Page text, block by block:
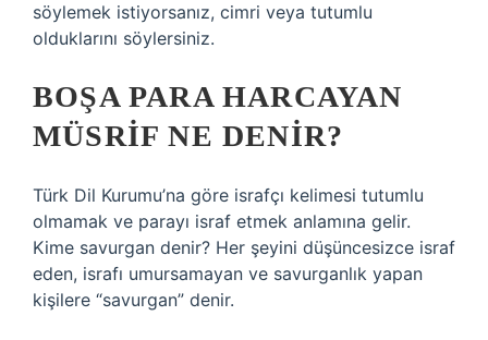
söylemek istiyorsanız, cimri veya tutumlu
olduklarını söylersiniz.
BOŞA PARA HARCAYAN
MÜSRIF NE DENIR?
Türk Dil Kurumu’na göre israfçı kelimesi tutumlu
olmamak ve parayı israf etmek anlamına gelir.
Kime savurgan denir? Her şeyini düşüncesizce israf
eden, israfı umursamayan ve savurganlık yapan
kişilere “savurgan” denir.